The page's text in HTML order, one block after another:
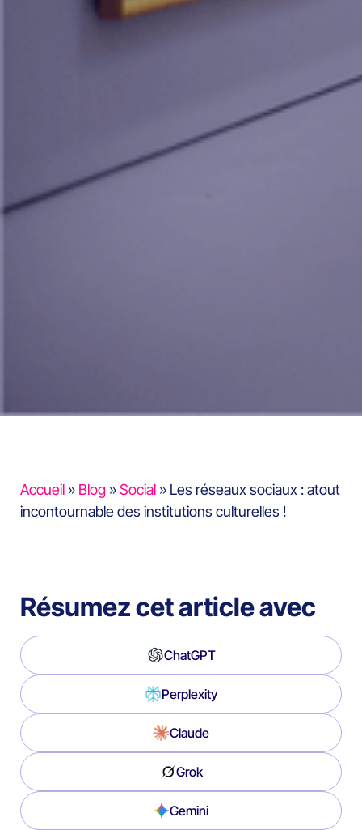
Accueil » Blog »Social » Les réseaux sociaux : atout
incontournable des institutions culturelles !
Résumez cet article avec
ChatGPT
Perplexity
Claude
Grok
Gemini